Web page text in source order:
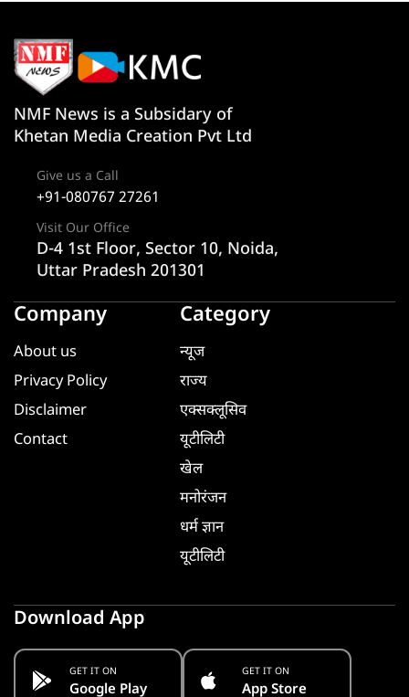
NMF News is a Subsidary of
Khetan Media Creation Pvt Ltd
Give us a Call
+91-080767 27261
Visit Our Office
D-4 1st Floor, Sector 10, Noida,
Uttar Pradesh 201301
Company
About us
Privacy Policy
Disclaimer
Contact
Category
न्यूज
राज्य
एक्सक्लूसिव
यूटीलिटी
खेल
मनोरंजन
धर्म ज्ञान
यूटीलिटी
Download App
GET IT ON
Google Play
GET IT ON
App Store